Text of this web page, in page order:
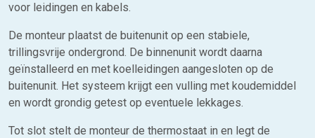
voor leidingen en kabels.
De monteur plaatst de buitenunit op een stabiele,
trillingsvrije ondergrond. De binnenunit wordt daarna
geïnstalleerd en met koelleidingen aangesloten op de
buitenunit. Het systeem krijgt een vulling met koudemiddel
en wordt grondig getest op eventuele lekkages.
Tot slot stelt de monteur de thermostaat in en legt de